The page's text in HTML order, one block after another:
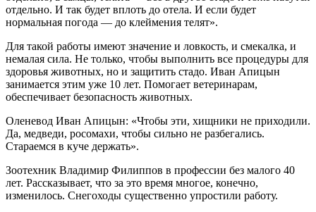
отдельно. И так будет вплоть до отела. И если будет
нормальная погода — до клеймения телят».
Для такой работы имеют значение и ловкость, и смекалка, и
немалая сила. Не только, чтобы выполнить все процедуры для
здоровья животных, но и защитить стадо. Иван Апицын
занимается этим уже 10 лет. Помогает ветеринарам,
обеспечивает безопасность животных.
Оленевод Иван Апицын: «Чтобы эти, хищники не приходили.
Да, медведи, росомахи, чтобы сильно не разбегались.
Стараемся в куче держать».
Зоотехник Владимир Филиппов в профессии без малого 40
лет. Рассказывает, что за это время многое, конечно,
изменилось. Снегоходы существенно упростили работу.